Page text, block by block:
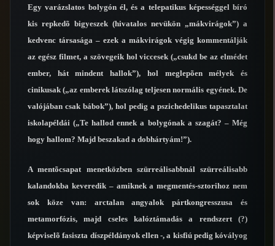
Egy varázslatos bolygón él, és a telepatikus képességgel bíró
kis repkedõ bigyeszek (hivatalos nevükön „mákvirágok”) a
kedvenc társasága – ezek a mákvirágok végig kommentálják
az egész filmet, a szövegeik hol viccesek („csukd be az elmédet
ember, hát mindent hallok”), hol meglepõen mélyek és
cinikusak („az emberek látszólag teljesen normális egyének. De
valójában csak bábok”), hol pedig a pszichedelikus tapasztalat
iskolapéldái („Te hallod ennek a bolygónak a szagát? – Még
hogy hallom? Majd beszakad a dobhártyám!”).
A mentõcsapat menetközben szürreálisabbnál szürreálisabb
kalandokba keveredik – amiknek a megmentés-sztorihoz nem
sok köze van: arctalan angyalok pártkongresszusa és
metamorfózis, majd cseles kalóztámadás a rendszert (?)
képviselõ fasiszta díszpéldányok ellen -, a kisfiú pedig kóvályog